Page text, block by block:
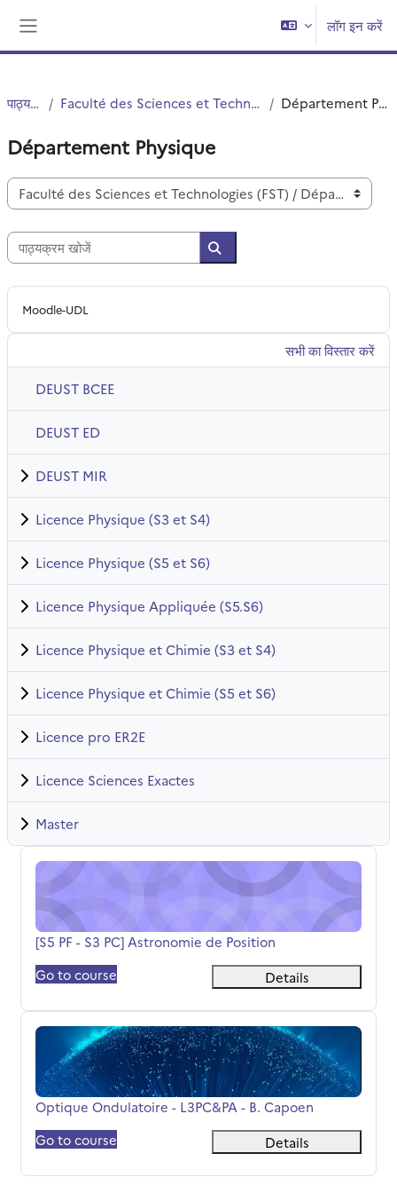
लॉग इन करें
पाठ्यक्रम Faculté des Sciences et Technologies (FST) Département Physique
Département Physique
पाठ्यक्रम वर्ग
पाठ्यक्रम खोजें
पाठ्यक्रम खोजें
Moodle-UDL
सभी का विस्तार करें
DEUST BCEE
DEUST ED
DEUST MIR
Licence Physique (S3 et S4)
Licence Physique (S5 et S6)
Licence Physique Appliquée (S5.S6)
Licence Physique et Chimie (S3 et S4)
Licence Physique et Chimie (S5 et S6)
Licence pro ER2E
Licence Sciences Exactes
Master
[S5 PF - S3 PC] Astronomie de Position
पाठ्यक्रम का नाम
[S5 PF - S3 PC] Astronomie de Position
Go to course
Details
Optique Ondulatoire - L3PC&amp;PA - B. Capoen
पाठ्यक्रम का नाम
Optique Ondulatoire - L3PC&PA - B. Capoen
Go to course
Details